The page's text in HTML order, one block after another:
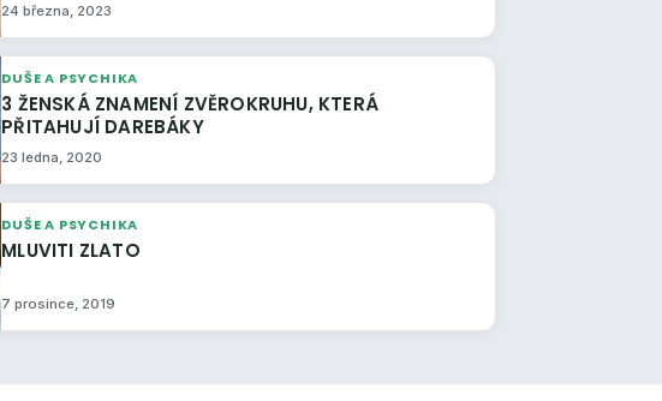
24 března, 2023
DUŠE A PSYCHIKA
3 ŽENSKÁ ZNAMENÍ ZVĚROKRUHU, KTERÁ
PŘITAHUJÍ DAREBÁKY
23 ledna, 2020
DUŠE A PSYCHIKA
MLUVITI ZLATO
7 prosince, 2019